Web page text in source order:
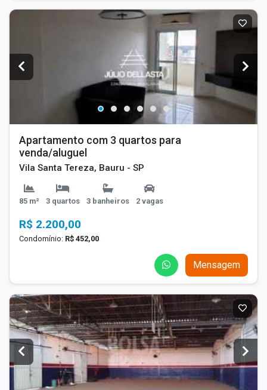
Apartamento com 3 quartos para
venda/aluguel
Vila Santa Tereza, Bauru - SP
85 m² 3 quartos 3 banheiros 2 vagas
R$ 2.200,00
Condomínio: R$ 452,00
Mensagem